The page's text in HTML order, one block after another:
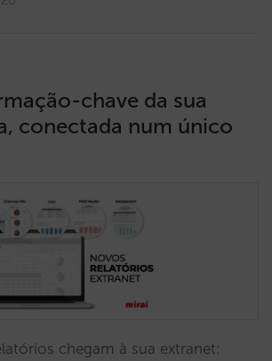
chave da sua
conectada num único
chegam à sua extranet: